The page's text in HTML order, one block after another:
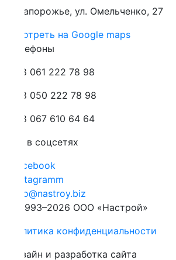
ул. Омельченко, 27
на Google maps
061 222 78 98
050 222 78 98
067 610 64 64
соцсетях
ООО «Настрой»
конфиденциальности
и разработка сайта